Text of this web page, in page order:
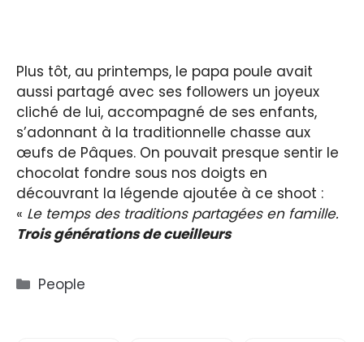
Plus tôt, au printemps, le papa poule avait
aussi partagé avec ses followers un joyeux
cliché de lui, accompagné de ses enfants,
s’adonnant à la traditionnelle chasse aux
œufs de Pâques. On pouvait presque sentir le
chocolat fondre sous nos doigts en
découvrant la légende ajoutée à ce shoot :
« Le temps des traditions partagées en famille.
Trois générations de cueilleurs
Catégories
People